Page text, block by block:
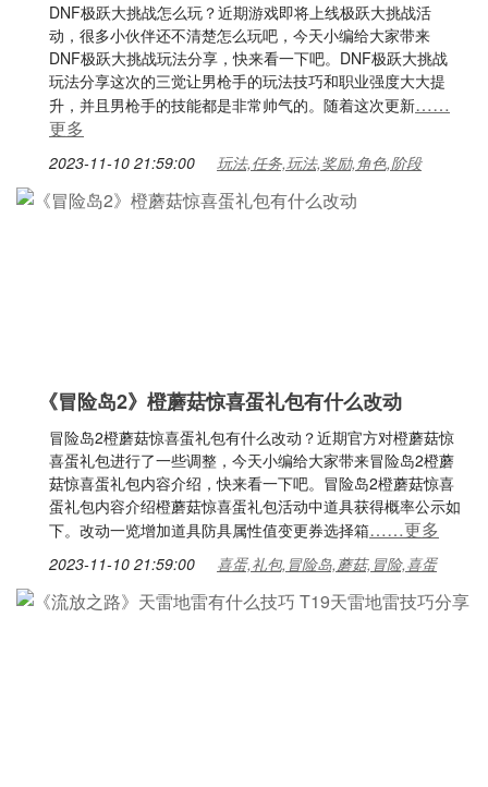
DNF极跃大挑战怎么玩？近期游戏即将上线极跃大挑战活
动，很多小伙伴还不清楚怎么玩吧，今天小编给大家带来
DNF极跃大挑战玩法分享，快来看一下吧。DNF极跃大挑战
玩法分享这次的三觉让男枪手的玩法技巧和职业强度大大提
升，并且男枪手的技能都是非常帅气的。随着这次更新……
更多
2023-11-10 21:59:00 玩法,任务,玩法,奖励,角色,阶段
《冒险岛2》橙蘑菇惊喜蛋礼包有什么改动
冒险岛2橙蘑菇惊喜蛋礼包有什么改动？近期官方对橙蘑菇惊
喜蛋礼包进行了一些调整，今天小编给大家带来冒险岛2橙蘑
菇惊喜蛋礼包内容介绍，快来看一下吧。冒险岛2橙蘑菇惊喜
蛋礼包内容介绍橙蘑菇惊喜蛋礼包活动中道具获得概率公示如
下。改动一览增加道具防具属性值变更券选择箱……更多
2023-11-10 21:59:00 喜蛋,礼包,冒险岛,蘑菇,冒险,喜蛋